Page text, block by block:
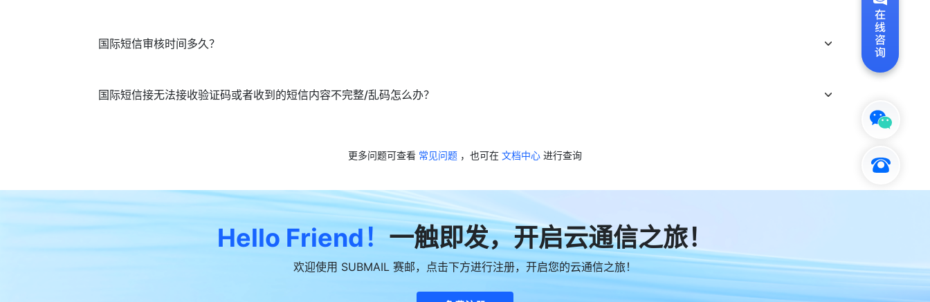
国际短信审核时间多久？
国际短信接无法接收验证码或者收到的短信内容不完整/乱码怎么办？
更多问题可查看 常见问题 ，也可在 文档中心 进行查询
Hello Friend！一触即发，开启云通信之旅！
欢迎使用 SUBMAIL 赛邮，点击下方进行注册，开启您的云通信之旅！